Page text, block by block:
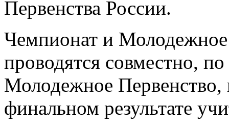
Первенства России.
Чемпионат и
проводятся совместно, по
Молодежное Первенство,
финальном результате